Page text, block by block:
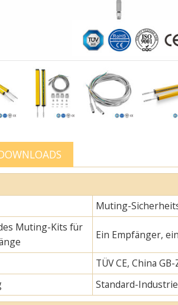
Muting-
Muting-Kits für
Ein Empfänger,
TÜV CE, China
Standard-